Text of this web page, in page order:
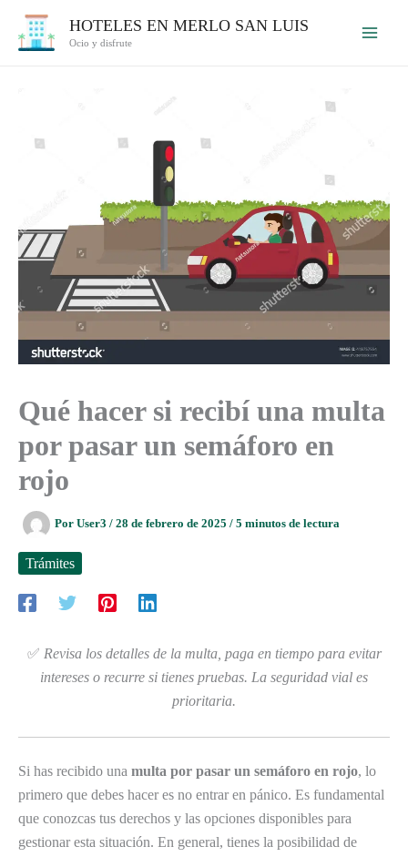
HOTELES EN MERLO SAN LUIS
Ocio y disfrute
Qué hacer si recibí una multa
por pasar un semáforo en
rojo
Por User3 / 28 de febrero de 2025 / 5 minutos de lectura
Trámites
✅ Revisa los detalles de la multa, paga en tiempo para evitar
intereses o recurre si tienes pruebas. La seguridad vial es
prioritaria.
Si has recibido una multa por pasar un semáforo en rojo, lo
primero que debes hacer es no entrar en pánico. Es fundamental
que conozcas tus derechos y las opciones disponibles para
gestionar esta situación. En general, tienes la posibilidad de